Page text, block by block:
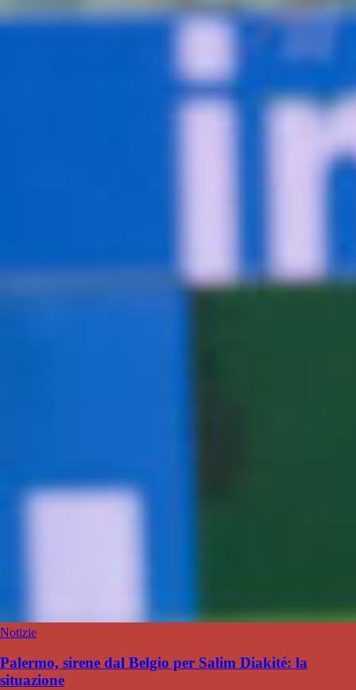
Notizie
Palermo, sirene dal Belgio per Salim Diakité: la
situazione